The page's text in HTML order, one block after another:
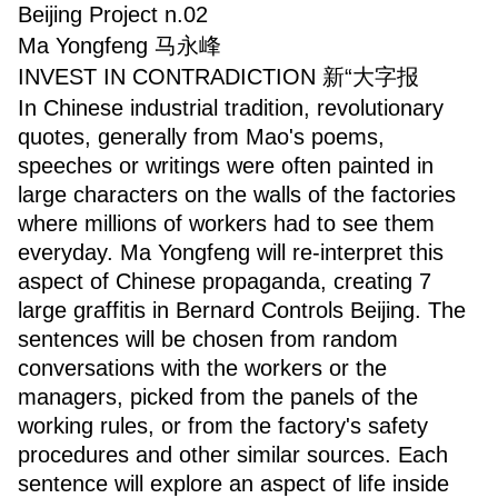
Beijing Project n.02
Ma Yongfeng 马永峰
INVEST IN CONTRADICTION 新“大字报
In Chinese industrial tradition, revolutionary
quotes, generally from Mao's poems,
speeches or writings were often painted in
large characters on the walls of the factories
where millions of workers had to see them
everyday. Ma Yongfeng will re-interpret this
aspect of Chinese propaganda, creating 7
large graffitis in Bernard Controls Beijing. The
sentences will be chosen from random
conversations with the workers or the
managers, picked from the panels of the
working rules, or from the factory's safety
procedures and other similar sources. Each
sentence will explore an aspect of life inside